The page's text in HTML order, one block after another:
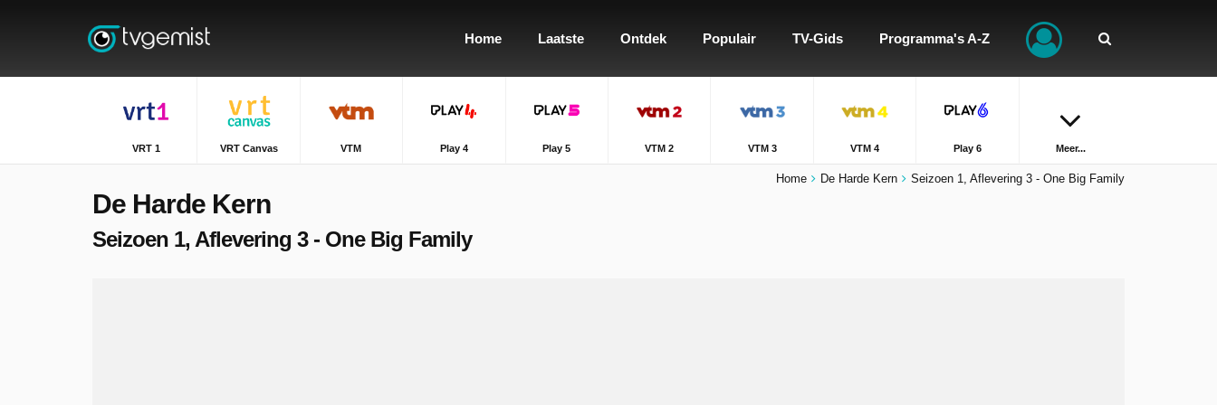
Home Laatste Ontdek Populair TV-Gids Programma's A-Z
VRT 1 VRT Canvas VTM Play 4 Play 5 VTM 2 VTM 3 VTM 4 Play 6 Meer...
Home De Harde Kern Seizoen 1, Aflevering 3 - One Big Family
De Harde Kern
Seizoen 1, Aflevering 3 - One Big Family